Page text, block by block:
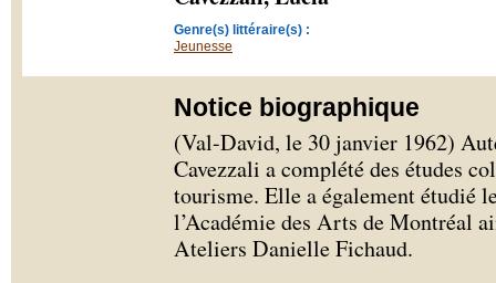
Genre(s) littéraire(s) :
Jeunesse
Notice biographique
(Val-David, le 30 janvier 1962)
Cavezzali a complété des études
tourisme. Elle a également étudié
l’Académie des Arts de Montréal
Ateliers Danielle Fichaud.